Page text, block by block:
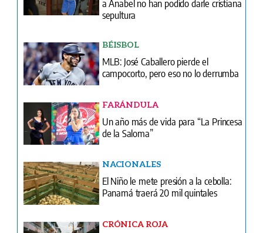
MLB: José Caballero pierde el
campocorto, pero eso no lo derrumba
FARÁNDULA
Un año más de vida para “La Princesa
de la Saloma”
NACIONALES
El Niño le mete presión a la cebolla:
Panamá traerá 20 mil quintales
CRÓNICA ROJA
Sin piedad: Culpable por ejecución a
balazos en El Chorrillo
MÁS DEPORTES